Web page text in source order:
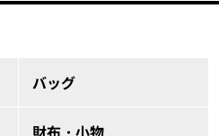
バッグ
財布・小物